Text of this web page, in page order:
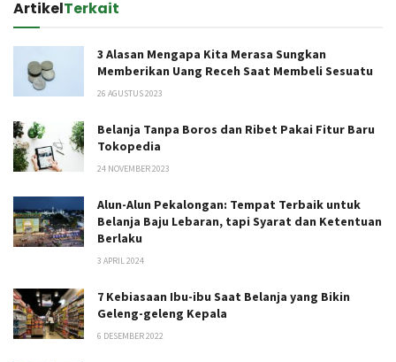
ArtikelTerkait
3 Alasan Mengapa Kita Merasa Sungkan
Memberikan Uang Receh Saat Membeli Sesuatu
26 AGUSTUS 2023
Belanja Tanpa Boros dan Ribet Pakai Fitur Baru
Tokopedia
24 NOVEMBER 2023
Alun-Alun Pekalongan: Tempat Terbaik untuk
Belanja Baju Lebaran, tapi Syarat dan Ketentuan
Berlaku
3 APRIL 2024
7 Kebiasaan Ibu-ibu Saat Belanja yang Bikin
Geleng-geleng Kepala
6 DESEMBER 2022